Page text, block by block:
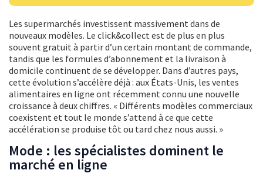
Les supermarchés investissent massivement dans de
nouveaux modèles. Le click&collect est de plus en plus
souvent gratuit à partir d’un certain montant de commande,
tandis que les formules d’abonnement et la livraison à
domicile continuent de se développer. Dans d’autres pays,
cette évolution s’accélère déjà : aux États-Unis, les ventes
alimentaires en ligne ont récemment connu une nouvelle
croissance à deux chiffres. « Différents modèles commerciaux
coexistent et tout le monde s’attend à ce que cette
accélération se produise tôt ou tard chez nous aussi. »
Mode : les spécialistes dominent le
marché en ligne